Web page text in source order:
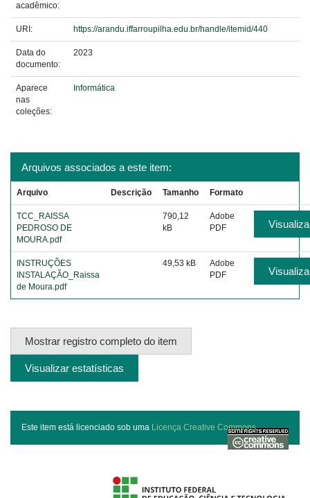
acadêmico:
URI: https://arandu.iffarroupilha.edu.br/handle/itemid/440
Data do
documento:
2023
Aparece
nas
coleções:
Informática
Arquivos associados a este item:
Arquivo Descrição Tamanho Formato
TCC_RAISSA
PEDROSO DE
MOURA.pdf
790,12
kB
Adobe
PDF
INSTRUÇÕES
INSTALAÇÃO_Raissa
de Moura.pdf
49,53 kB
Adobe
PDF
Mostrar registro completo do item
Visualizar estatísticas
Este item está licenciado sob uma Licença Creative Commons